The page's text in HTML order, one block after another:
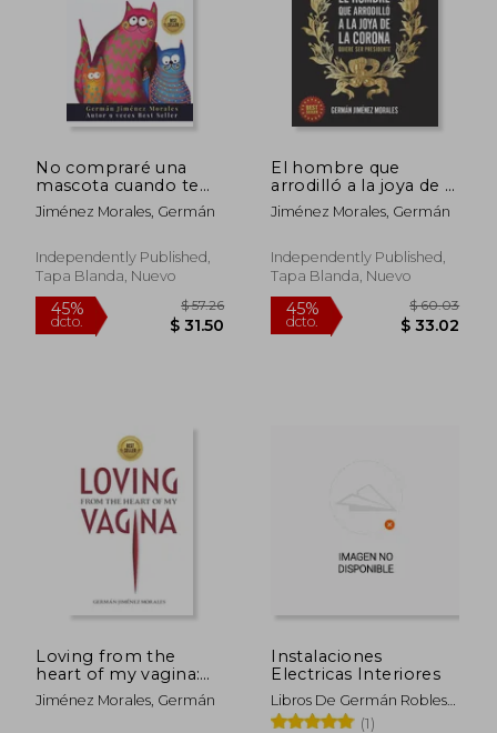
45%
dcto. $ 24.26
45%
dcto.
No compraré una
mascota cuando te
vayas
Jiménez Morales, Germán
Independently Published,
Tapa Blanda, Nuevo
45%
dcto. $ 31.50
El hombre que
arrodilló a la joya de la
corona: Quiere ser
Presidente de
Jiménez Morales, Germán
Independently Published,
Tapa Blanda, Nuevo
dcto. $
Loving from the
heart of my vagina:
Six women freed
their vaginas and
Jiménez Morales, Germán
Instalaciones
Electricas Interiores
Libros De Germán Robles
Morales
(1)